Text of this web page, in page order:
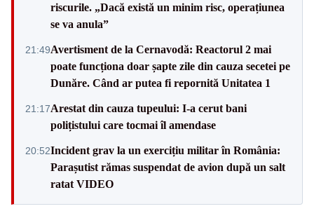
riscurile. „Dacă există un minim risc, operațiunea
se va anula”
21:49Avertisment de la Cernavodă: Reactorul 2 mai
poate funcționa doar șapte zile din cauza secetei pe
Dunăre. Când ar putea fi repornită Unitatea 1
21:17Arestat din cauza tupeului: I-a cerut bani
polițistului care tocmai îl amendase
20:52Incident grav la un exercițiu militar în România:
Parașutist rămas suspendat de avion după un salt
ratat VIDEO